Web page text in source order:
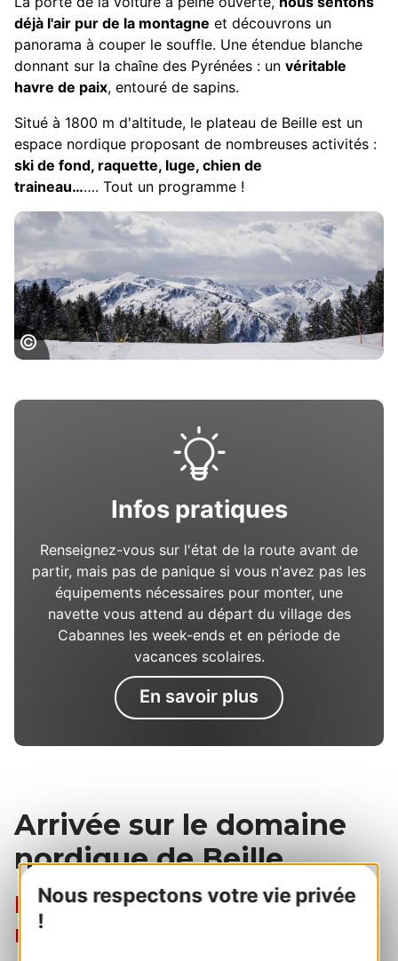
Nous respectons votre vie privée
!
déjà l'air pur de la montagne et découvrons un
panorama à couper le souffle. Une étendue blanche
donnant sur la chaîne des Pyrénées : un véritable
havre de paix, entouré de sapins.
Situé à 1800 m d'altitude, le plateau de Beille est un
espace nordique proposant de nombreuses activités :
ski de fond, raquette, luge, chien de
traineau……. Tout un programme !
Infos pratiques
Renseignez-vous sur l'état de la route avant de
partir, mais pas de panique si vous n'avez pas les
équipements nécessaires pour monter, une
navette vous attend au départ du village des
Cabannes les week-ends et en période de
vacances scolaires.
En savoir plus
Arrivée sur le domaine
nordique de Beille
Nos premiers pas en
raquettes